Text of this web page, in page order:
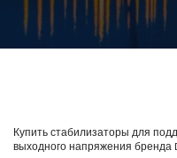
Купить стабилизаторы для
выходного напряжения бренда